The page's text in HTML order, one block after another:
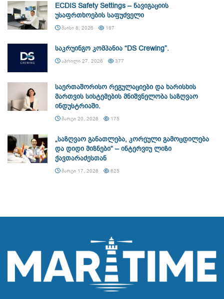
ECDIS Safety Settings – ნავიგაციის
უსაფრთხოების საფუძველი
ᲛᲐᲘᲡᲘ 8, 2026 187
საკრუინგო კომპანია “DS Crewing”.
ᲐᲞᲠᲘᲚᲘ 27, 2026 377
საერთაშორისო რეგულაციები და ხარისხის
მართვის სისტემების მნიშვნელობა საზღვაო
ინდუსტრიაში.
ᲛᲐᲠᲢᲘ 20, 2026 175
„საზღვაო განათლება, კორეული გამოცდილება
და დიდი მიზნები“ – ინტერვიუ ლიზი
ქავთარაძესთან
ᲛᲐᲠᲢᲘ 17, 2026 625